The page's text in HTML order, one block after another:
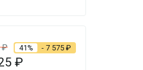
₽ 41% - 7 575 ₽
₽